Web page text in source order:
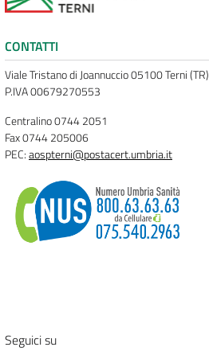
CONTATTI
Viale Tristano di Joannuccio 05100 Terni (TR)
P.IVA 00679270553
Centralino 0744 2051
Fax 0744 205006
PEC:aospterni@postacert.umbria.it
Seguici su